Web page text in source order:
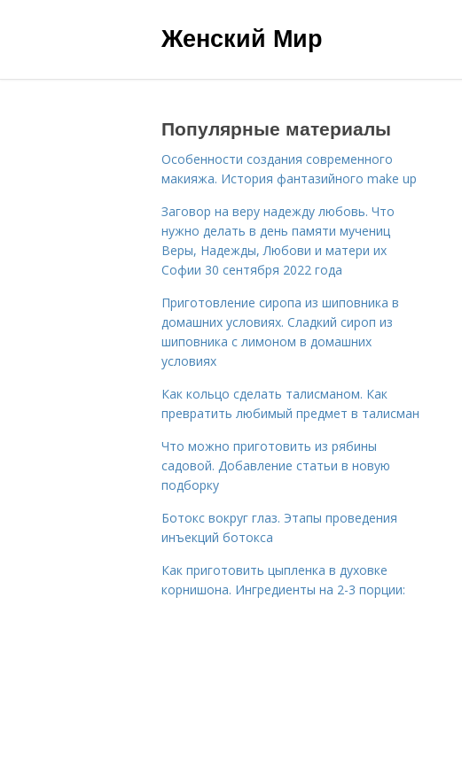
Женский Мир
Популярные материалы
Особенности создания современного
макияжа. История фантазийного make up
Заговор на веру надежду любовь. Что
нужно делать в день памяти мучениц
Веры, Надежды, Любови и матери их
Софии 30 сентября 2022 года
Приготовление сиропа из шиповника в
домашних условиях. Сладкий сироп из
шиповника с лимоном в домашних
условиях
Как кольцо сделать талисманом. Как
превратить любимый предмет в талисман
Что можно приготовить из рябины
садовой. Добавление статьи в новую
подборку
Ботокс вокруг глаз. Этапы проведения
инъекций ботокса
Как приготовить цыпленка в духовке
корнишона. Ингредиенты на 2-3 порции: